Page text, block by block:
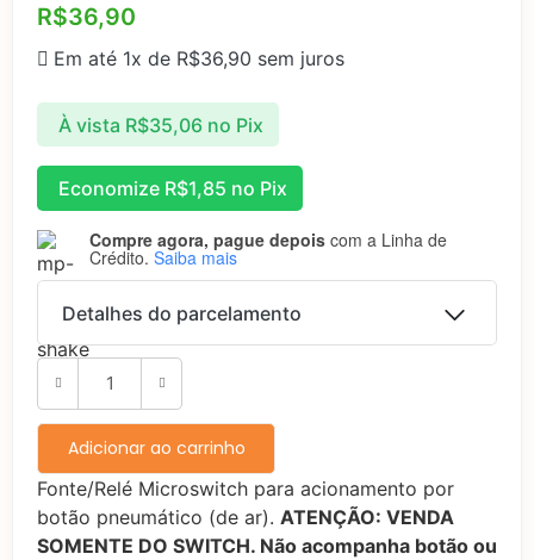
R$36,90
Em até 1x de R$36,90 sem juros
À vista R$35,06 no Pix
Economize R$1,85 no Pix
Compre agora, pague depois com a Linha de
Crédito. Saiba mais
Detalhes do parcelamento
Parcelas:
juros
Adicionar ao carrinho
Fonte/Relé Microswitch para acionamento por
botão pneumático (de ar). ATENÇÃO: VENDA
SOMENTE DO SWITCH. Não acompanha botão ou